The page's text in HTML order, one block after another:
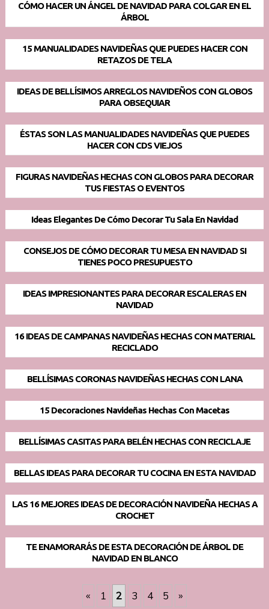
CÓMO HACER UN ÁNGEL DE NAVIDAD PARA COLGAR EN EL
ÁRBOL
15 MANUALIDADES NAVIDEÑAS QUE PUEDES HACER CON
RETAZOS DE TELA
IDEAS DE BELLÍSIMOS ARREGLOS NAVIDEÑOS CON GLOBOS
PARA OBSEQUIAR
ÉSTAS SON LAS MANUALIDADES NAVIDEÑAS QUE PUEDES
HACER CON CDS VIEJOS
FIGURAS NAVIDEÑAS HECHAS CON GLOBOS PARA DECORAR
TUS FIESTAS O EVENTOS
Ideas Elegantes De Cómo Decorar Tu Sala En Navidad
CONSEJOS DE CÓMO DECORAR TU MESA EN NAVIDAD SI
TIENES POCO PRESUPUESTO
IDEAS IMPRESIONANTES PARA DECORAR ESCALERAS EN
NAVIDAD
16 IDEAS DE CAMPANAS NAVIDEÑAS HECHAS CON MATERIAL
RECICLADO
BELLÍSIMAS CORONAS NAVIDEÑAS HECHAS CON LANA
15 Decoraciones Navideñas Hechas Con Macetas
BELLÍSIMAS CASITAS PARA BELÉN HECHAS CON RECICLAJE
BELLAS IDEAS PARA DECORAR TU COCINA EN ESTA NAVIDAD
LAS 16 MEJORES IDEAS DE DECORACIÓN NAVIDEÑA HECHAS A
CROCHET
TE ENAMORARÁS DE ESTA DECORACIÓN DE ÁRBOL DE
NAVIDAD EN BLANCO
« 1 2 3 4 5 »